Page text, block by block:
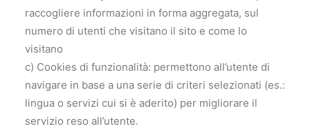
raccogliere informazioni in forma aggregata, sul
numero di utenti che visitano il sito e come lo
visitano
c) Cookies di funzionalità: permettono all’utente di
navigare in base a una serie di criteri selezionati (es.:
lingua o servizi cui si è aderito) per migliorare il
servizio reso all’utente.